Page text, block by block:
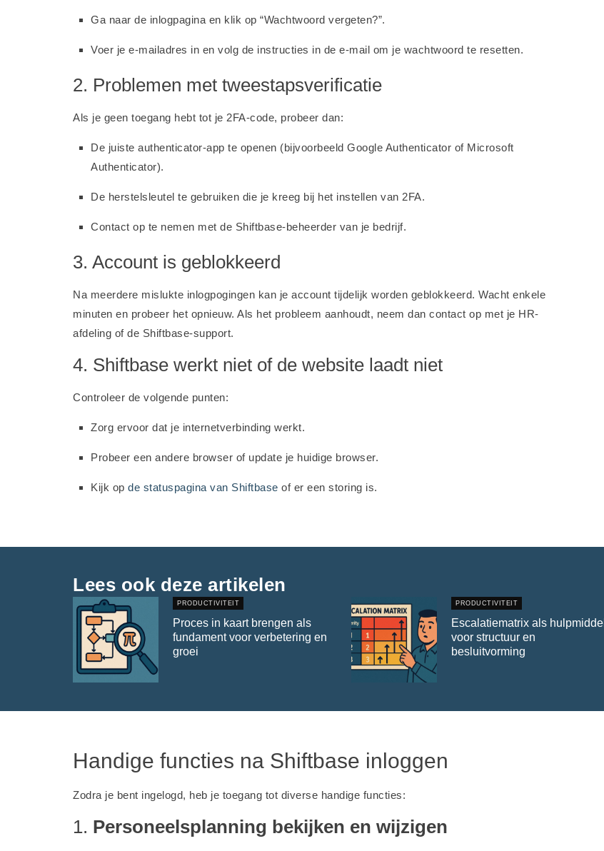
Ga naar de inlogpagina en klik op “Wachtwoord vergeten?”.
Voer je e-mailadres in en volg de instructies in de e-mail om je wachtwoord te resetten.
2. Problemen met tweestapsverificatie
Als je geen toegang hebt tot je 2FA-code, probeer dan:
De juiste authenticator-app te openen (bijvoorbeeld Google Authenticator of Microsoft
Authenticator).
De herstelsleutel te gebruiken die je kreeg bij het instellen van 2FA.
Contact op te nemen met de Shiftbase-beheerder van je bedrijf.
3. Account is geblokkeerd
Na meerdere mislukte inlogpogingen kan je account tijdelijk worden geblokkeerd. Wacht enkele
minuten en probeer het opnieuw. Als het probleem aanhoudt, neem dan contact op met je HR-
afdeling of de Shiftbase-support.
4. Shiftbase werkt niet of de website laadt niet
Controleer de volgende punten:
Zorg ervoor dat je internetverbinding werkt.
Probeer een andere browser of update je huidige browser.
Kijk op de statuspagina van Shiftbase of er een storing is.
Lees ook deze artikelen
PRODUCTIVITEIT
Proces in kaart brengen als
fundament voor verbetering en
groei
PRODUCTIVITEIT
Escalatiematrix als hulpmiddel
voor structuur en
besluitvorming
Handige functies na Shiftbase inloggen
Zodra je bent ingelogd, heb je toegang tot diverse handige functies:
1. Personeelsplanning bekijken en wijzigen